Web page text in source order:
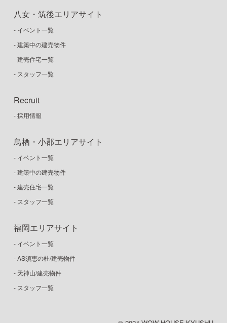
八女・筑後エリアサイト
- イベント一覧
- 建築中の建売物件
- 建売住宅一覧
- スタッフ一覧
Recruit
- 採用情報
鳥栖・小郡エリアサイト
- イベント一覧
- 建築中の建売物件
- 建売住宅一覧
- スタッフ一覧
福岡エリアサイト
- イベント一覧
- AS須恵の杜/建売物件
- 天神山/建売物件
- スタッフ一覧